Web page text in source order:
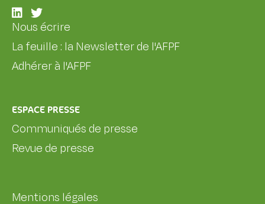
Nous écrire
La feuille : la Newsletter de l'AFPF
Adhérer à l'AFPF
ESPACE PRESSE
Communiqués de presse
Revue de presse
Mentions légales